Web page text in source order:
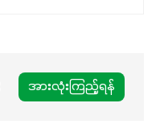
အားလုံးကြည့်ရန်